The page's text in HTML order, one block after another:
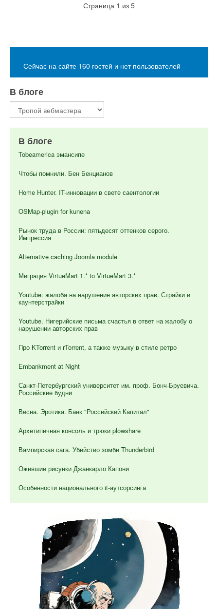
Страница 1 из 5
Сейчас на сайте 160 гостей и нет пользователей
В блоге
В блоге
Tobeamerica эмансипе
Чтобы помнили. Бен Бенцианов
Home Hunter. IT-инновации в свете саентологии
OSMap-plugin for kunena
Рынок труда в России: пятьдесят оттенков серого.
Импрессия
Alternative caching Joomla module
Миграция VirtueMart 1.* to VirtueMart 3.*
Youtube: жалоба на нарушение авторских прав. Страйки и
каунтерстрайки
Youtube. Нигерийские письма счастья в ответ на жалобу о
нарушении авторских прав
Про KTorrent и rTorrent, а также музыку в стиле ретро
Embankment at Night
Санкт-Петербургский университет им. проф. Бонч-Бруевича.
Российские будни
Весна. Эротика. Банк "Российский Капитал"
Архетипичная консоль и трюки plowshare
Вампирская сага. Убийство зомби Thunderbird
Ожившие рисунки Джанкарло Капони
Особенности национального it-аутсорсинга